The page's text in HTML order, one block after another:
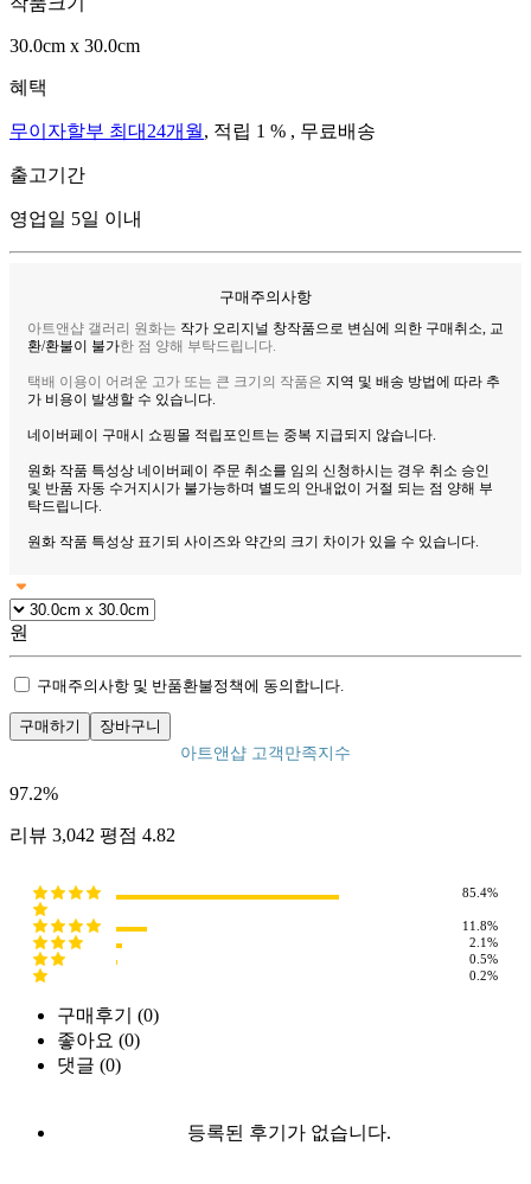
30.0cm x 30.0cm
혜택
무이자할부 최대24개월, 적립 1 % , 무료배송
출고기간
영업일 5일 이내
구매주의사항
아트앤샵 갤러리 원화는 작가 오리지널 창작품으로 변심에 의한 구매취소, 교
환/환불이 불가한 점 양해 부탁드립니다.
택배 이용이 어려운 고가 또는 큰 크기의 작품은 지역 및 배송 방법에 따라 추
가 비용이 발생할 수 있습니다.
네이버페이 구매시 쇼핑몰 적립포인트는 중복 지급되지 않습니다.
원화 작품 특성상 네이버페이 주문 취소를 임의 신청하시는 경우 취소 승인
및 반품 자동 수거지시가 불가능하며 별도의 안내없이 거절 되는 점 양해 부
탁드립니다.
원화 작품 특성상 표기되 사이즈와 약간의 크기 차이가 있을 수 있습니다.
원
구매주의사항 및 반품환불정책에 동의합니다.
구매하기
장바구니
아트앤샵 고객만족지수
97.2%
리뷰 3,042 평점 4.82
85.4%
11.8%
2.1%
0.5%
0.2%
구매후기 (0)
좋아요 (0)
댓글 (0)
등록된 후기가 없습니다.